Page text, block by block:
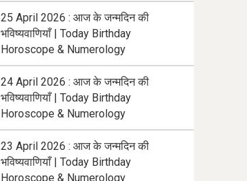
25 April 2026 : आज के जन्मदिन की
भविष्यवाणियाँ | Today Birthday
Horoscope & Numerology
24 April 2026 : आज के जन्मदिन की
भविष्यवाणियाँ | Today Birthday
Horoscope & Numerology
23 April 2026 : आज के जन्मदिन की
भविष्यवाणियाँ | Today Birthday
Horoscope & Numerology